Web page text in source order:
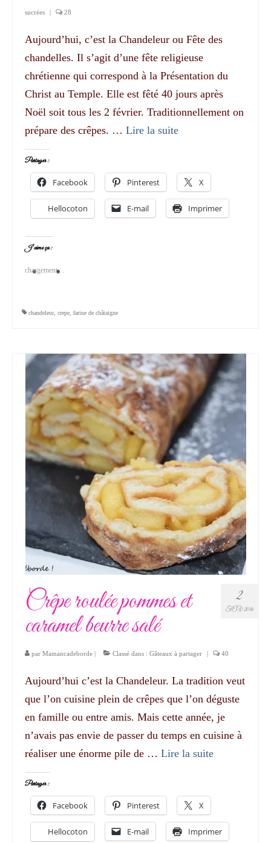
sucrées | 28
Aujourd’hui, c’est la Chandeleur ou Fête des
chandelles. Il s’agit d’une fête religieuse
chrétienne qui correspond à la Présentation du
Christ au Temple. Elle est fêté 40 jours après
Noël soit tous les 2 février. Traditionnellement on
prépare des crêpes. … Lire la suite­­
Partager :
Facebook Pinterest X
Hellocoton E-mail Imprimer
J’aime ça :
chargement…
chandeleur, crepe farine de châtaigne
2
FÉV 2016
Crêpe roulée pommes et
caramel beurre salé
par Mamancadeborde | Classé dans : Gâteaux à partager | 40
Aujourd’hui c’est la Chandeleur. La tradition veut
que l’on cuisine plein de crêpes que l’on déguste
en famille ou entre amis. Mais cette année, je
n’avais pas envie de passer du temps en cuisine à
réaliser une énorme pile de … Lire la suite­­
Partager :
Facebook Pinterest X
Hellocoton E-mail Imprimer